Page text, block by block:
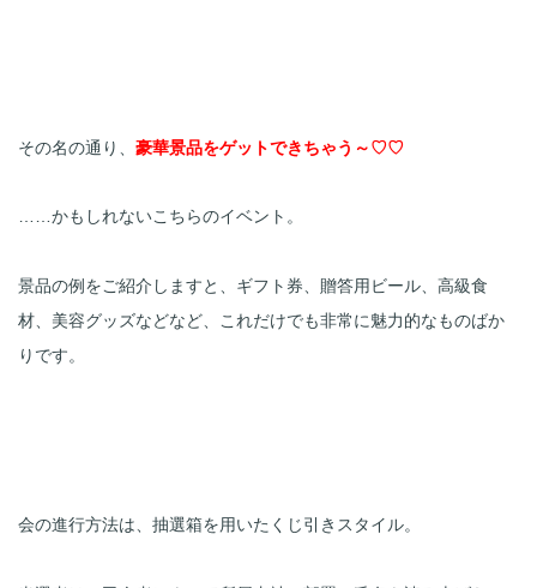
その名の通り、 豪華景品をゲットできちゃう～♡♡
……かもしれないこちらのイベント。
景品の例をご紹介しますと、ギフト券、贈答用ビール、高級食
材、美容グッズなどなど、これだけでも非常に魅力的なものばか
りです。
会の進行方法は、抽選箱を用いたくじ引きスタイル。